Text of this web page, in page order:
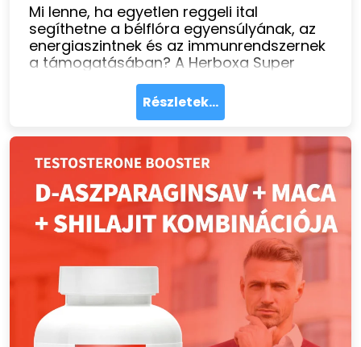
Mi lenne, ha egyetlen reggeli ital
segíthetne a bélflóra egyensúlyának, az
energiaszintnek és az immunrendszernek
a támogatásában? A Herboxa Super
Greens Lemon Mint 30+
szuperélelmiszert, probiotikumokat és
emésztőenzimeket ötvöz egy frissítő
cukormentes és gluténmentes formában.
Részletek...